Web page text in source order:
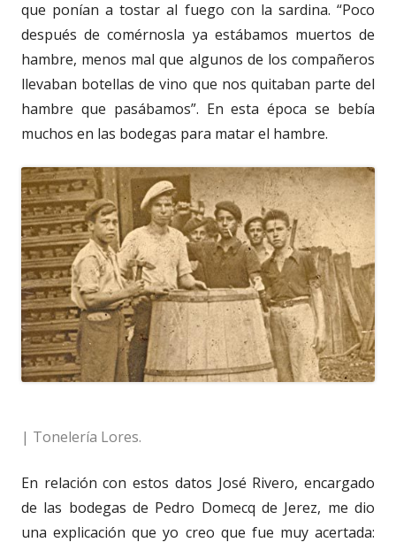
que ponían a tostar al fuego con la sardina. “Poco
después de comérnosla ya estábamos muertos de
hambre, menos mal que algunos de los compañeros
llevaban botellas de vino que nos quitaban parte del
hambre que pasábamos”. En esta época se bebía
muchos en las bodegas para matar el hambre.
| Tonelería Lores.
En relación con estos datos José Rivero, encargado
de las bodegas de Pedro Domecq de Jerez, me dio
una explicación que yo creo que fue muy acertada: